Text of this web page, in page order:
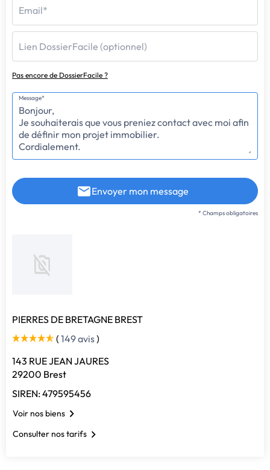
Email*
Lien DossierFacile (optionnel)
Pas encore de DossierFacile ?
Message*
Envoyer mon message
* Champs obligatoires
PIERRES DE BRETAGNE BREST
( 149 avis)
143 RUE JEAN JAURES
29200 Brest
SIREN: 479595456
Voir nos biens
Consulter nos tarifs